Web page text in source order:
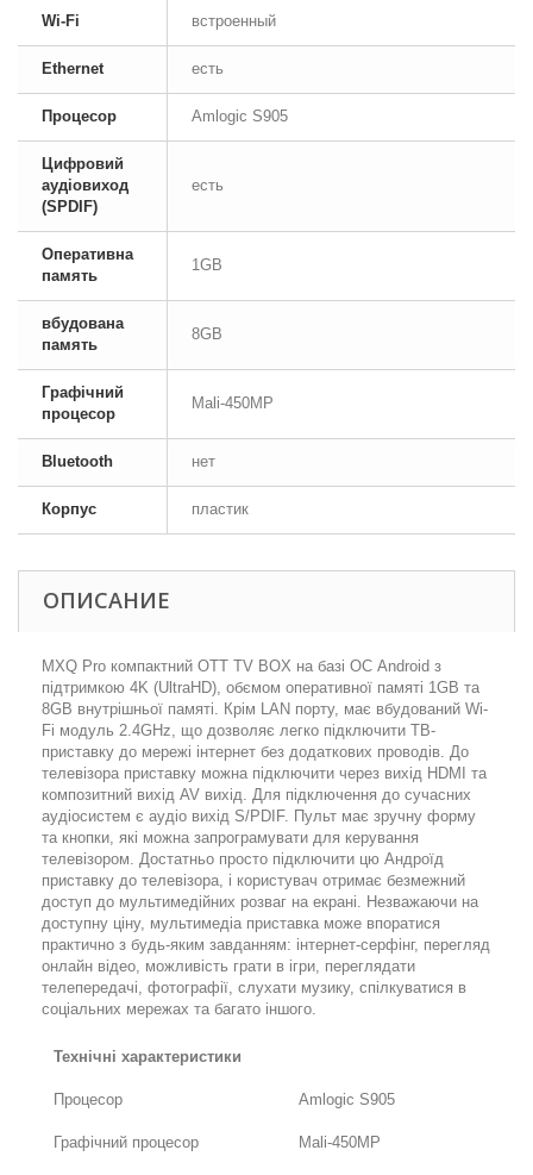
Wi-Fi встроенный
Ethernet есть
Процесор Amlogic S905
Цифровий
аудіовиход
(SPDIF)
есть
Оперативна
память
1GB
вбудована
память
8GB
Графічний
процесор
Mali-450MP
Bluetooth нет
Корпус пластик
ОПИСАНИЕ
MXQ Pro компактний OTT TV BOX на базі ОС Android з
підтримкою 4K (UltraHD), обємом оперативної памяті 1GB та
8GB внутрішньої памяті. Крім LAN порту, має вбудований Wi-
Fi модуль 2.4GHz, що дозволяє легко підключити ТВ-
приставку до мережі інтернет без додаткових проводів. До
телевізора приставку можна підключити через вихід HDMI та
композитний вихід AV вихід. Для підключення до сучасних
аудіосистем є аудіо вихід S/PDIF. Пульт має зручну форму
та кнопки, які можна запрограмувати для керування
телевізором. Достатньо просто підключити цю Андроїд
приставку до телевізора, і користувач отримає безмежний
доступ до мультимедійних розваг на екрані. Незважаючи на
доступну ціну, мультимедіа приставка може впоратися
практично з будь-яким завданням: інтернет-серфінг, перегляд
онлайн відео, можливість грати в ігри, переглядати
телепередачі, фотографії, слухати музику, спілкуватися в
соціальних мережах та багато іншого.
Технічні характеристики
Процесор Amlogic S905
Графічний процесор Mali-450MP